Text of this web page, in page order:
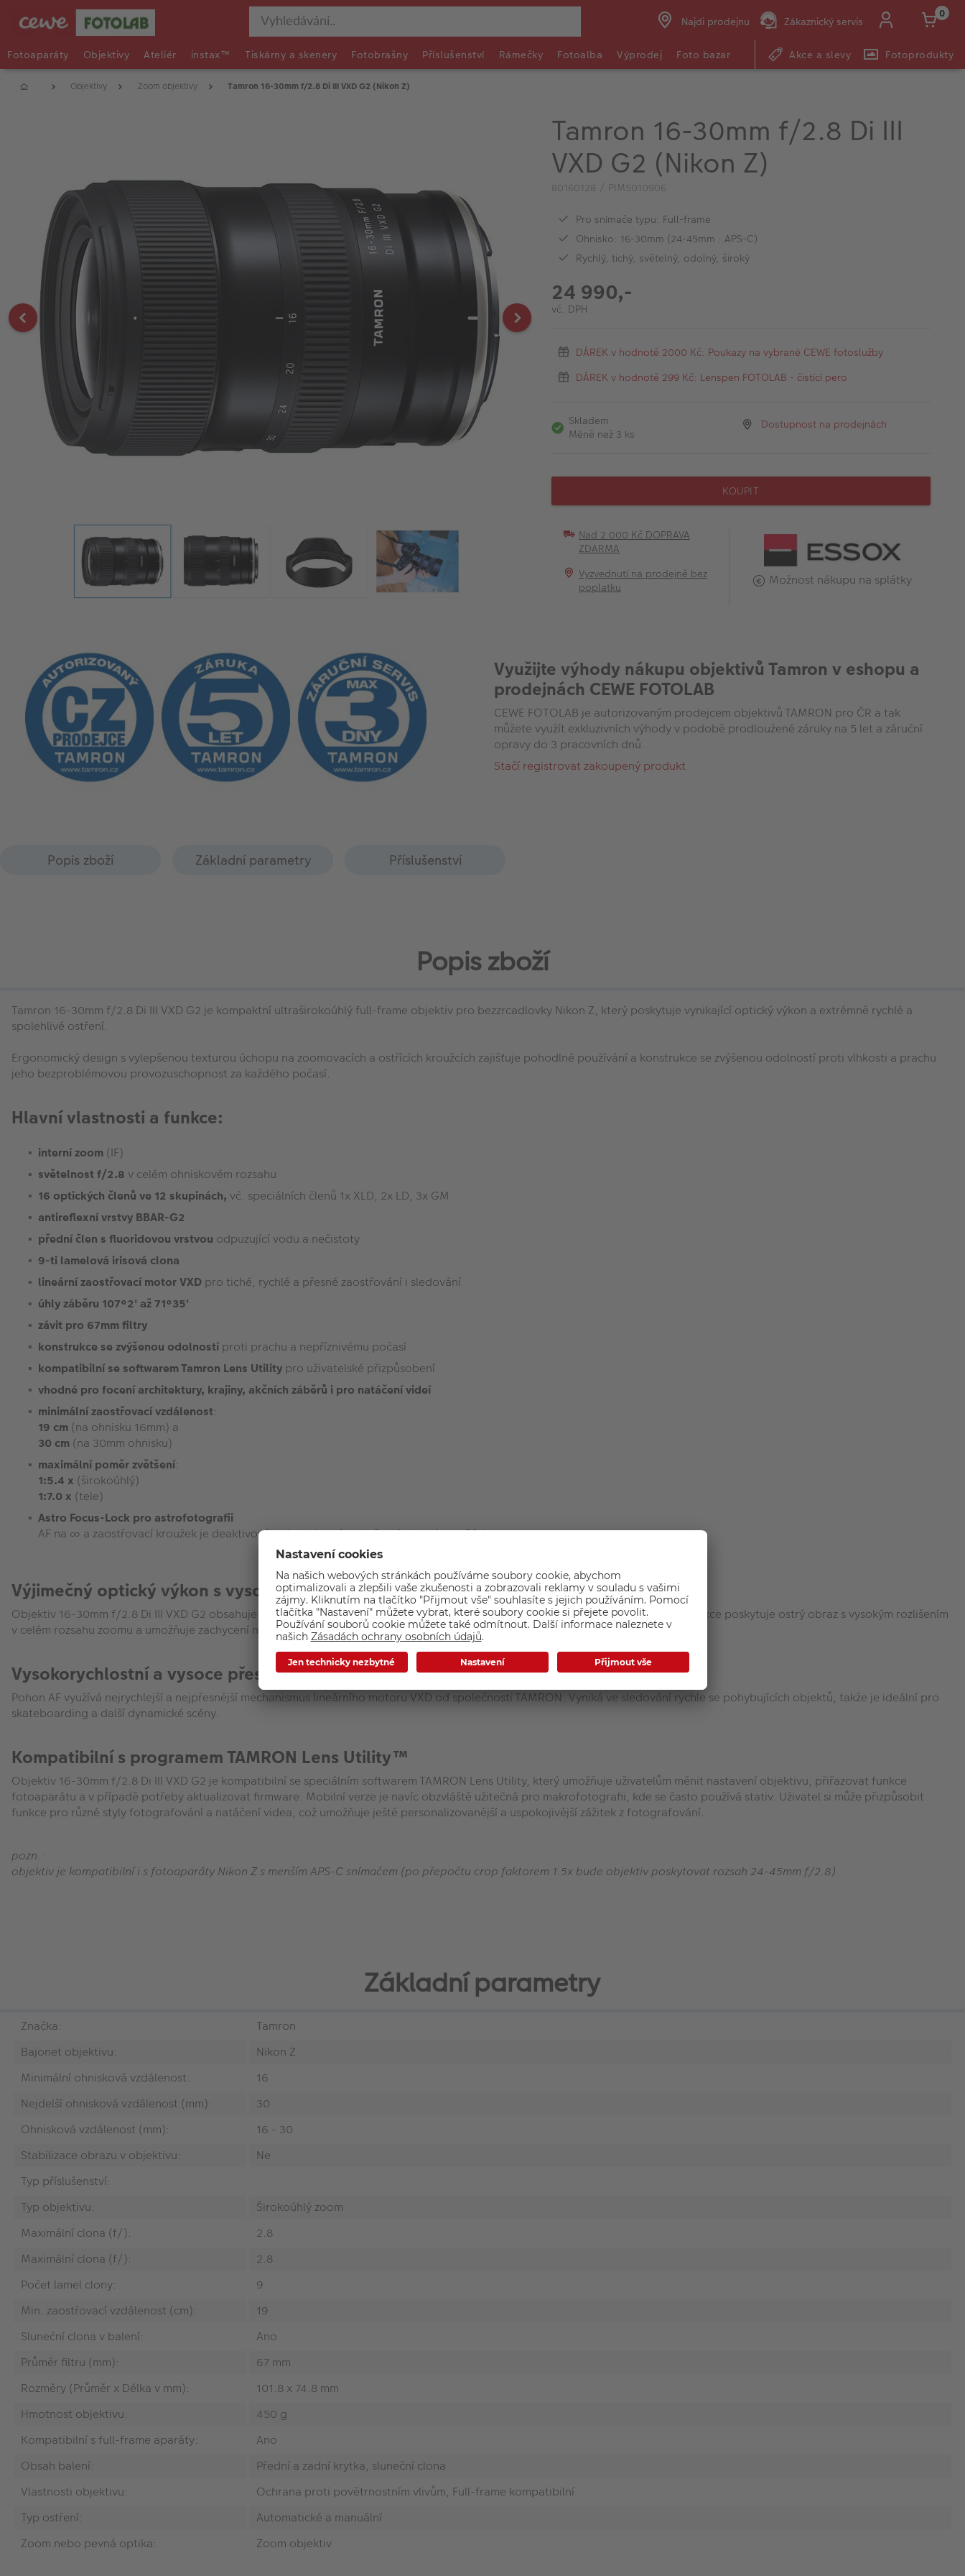
Najdi prodejnu Zákaznický servis
0
Fotoaparáty Objektivy Ateliér instax™ Tiskárny a skenery Fotobrašny Příslušenství Rámečky Fotoalba Výprodej Foto bazar Akce a slevy Fotoprodukty
Objektivy Zoom objektivy Tamron 16-30mm f/2.8 Di III VXD G2 (Nikon Z)
Tamron 16-30mm f/2.8 Di III
VXD G2 (Nikon Z)
80160128 / PIM5010906
Pro snímače typu: Full-frame
Ohnisko: 16-30mm (24-45mm : APS-C)
Rychlý, tichý, světelný, odolný, široký
24 990,-
vč. DPH
DÁREK v hodnotě 2000 Kč: Poukazy na vybrané CEWE fotoslužby
DÁREK v hodnotě 299 Kč: Lenspen FOTOLAB - čistící pero
Skladem
Méně než 3 ks
Dostupnost na prodejnách
KOUPIT
Nad 2 000 Kč DOPRAVA
ZDARMA
Vyzvednutí na prodejně bez
poplatku
Možnost nákupu na splátky
Využijte výhody nákupu objektivů Tamron v eshopu a
prodejnách CEWE FOTOLAB
CEWE FOTOLAB je autorizovaným prodejcem objektivů TAMRON pro ČR a tak
můžete využít exkluzivních výhody v podobě prodloužené záruky na 5 let a záruční
opravy do 3 pracovních dnů.
Stačí registrovat zakoupený produkt
Popis zboží Základní parametry Příslušenství
Popis zboží
Tamron 16-30mm f/2.8 Di III VXD G2 je kompaktní ultraširokoúhlý full-frame objektiv pro bezzrcadlovky Nikon Z, který poskytuje vynikající optický výkon a extrémně rychlé a
spolehlivé ostření.
Ergonomický design s vylepšenou texturou úchopu na zoomovacích a ostřících kroužcích zajišťuje pohodlné používání a konstrukce se zvýšenou odolností proti vlhkosti a prachu
jeho bezproblémovou provozuschopnost za každého počasí.
Hlavní vlastnosti a funkce:
interní zoom (IF)
světelnost f/2.8 v celém ohniskovém rozsahu
16 optických členů ve 12 skupinách, vč. speciálních členů 1x XLD, 2x LD, 3x GM
antireflexní vrstvy BBAR-G2
přední člen s fluoridovou vrstvou odpuzující vodu a nečistoty
9-ti lamelová irisová clona
lineární zaostřovací motor VXD pro tiché, rychlé a přesné zaostřování i sledování
úhly záběru 107°2' až 71°35'
závit pro 67mm filtry
konstrukce se zvýšenou odolností proti prachu a nepříznivému počasí
kompatibilní se softwarem Tamron Lens Utility pro uživatelské přizpůsobení
vhodné pro focení architektury, krajiny, akčních záběrů i pro natáčení videí
minimální zaostřovací vzdálenost:
19 cm (na ohnisku 16mm) a
30 cm (na 30mm ohnisku)
maximální poměr zvětšení:
1:5.4 x (širokoúhlý)
1:7.0 x (tele)
Astro Focus-Lock pro astrofotografii
AF na ∞ a zaostřovací kroužek je deaktivován, dokud není uvolněna funkce Astro FC-L
Výjimečný optický výkon s vysokým rozlišením
Objektiv 16-30mm f/2.8 Di III VXD G2 obsahuje speciální optické členy minimalizující chromatické a různé další aberace. Tato konstrukce poskytuje ostrý obraz s vysokým rozlišením
v celém rozsahu zoomu a umožňuje zachycení nejjemnějších detailů krajiny a architektury a vykreslení krásného bokehu.
Vysokorychlostní a vysoce přesné automatické ostření pro zachycení každé akce
Pohon AF využívá nejrychlejší a nejpřesnější mechanismus lineárního motoru VXD od společnosti TAMRON. Vyniká ve sledování rychle se pohybujících objektů, takže je ideální pro
skateboarding a další dynamické scény.
Kompatibilní s programem TAMRON Lens Utility™
Objektiv 16-30mm f/2.8 Di III VXD G2 je kompatibilní se speciálním softwarem TAMRON Lens Utility, který umožňuje uživatelům měnit nastavení objektivu, přiřazovat funkce
fotoaparátu a v případě potřeby aktualizovat firmware. Mobilní verze je navíc obzvláště užitečná pro makrofotografii, kde se často používá stativ. Uživatel si může přizpůsobit
funkce pro různé styly fotografování a natáčení videa, což umožňuje ještě personalizovanější a uspokojivější zážitek z fotografování.
pozn.:
objektiv je kompatibilní i s fotoaparáty Nikon Z s menším APS-C snímačem (po přepočtu crop faktorem 1.5x bude objektiv poskytovat rozsah 24-45mm f/2.8)
Základní parametry
Značka:
Tamron
Bajonet objektivu:
Nikon Z
Minimální ohnisková vzdálenost:
16
Nejdelší ohnisková vzdálenost (mm):
30
Ohnisková vzdálenost (mm):
16 - 30
Stabilizace obrazu v objektivu:
Ne
Typ příslušenství:
Typ objektivu:
Širokoúhlý zoom
Maximální clona (f/):
2.8
Maximální clona (f/):
2.8
Počet lamel clony:
9
Min. zaostřovací vzdálenost (cm):
19
Sluneční clona v balení:
Ano
Průměr filtru (mm):
67 mm
Rozměry (Průměr x Délka v mm):
101.8 x 74.8 mm
Hmotnost objektivu:
450 g
Kompatibilní s full-frame aparáty:
Ano
Obsah balení:
Přední a zadní krytka, sluneční clona
Vlastnosti objektivu:
Ochrana proti povětrnostním vlivům, Full-frame kompatibilní
Typ ostření:
Automatické a manuální
Zoom nebo pevná optika:
Zoom objektiv